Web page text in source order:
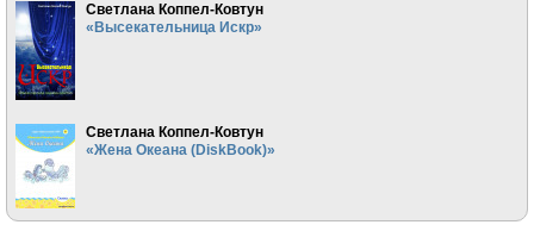
Светлана Коппел-Ковтун
«Высекательница Искр»
Светлана Коппел-Ковтун
«Жена Океана (DiskBook)»